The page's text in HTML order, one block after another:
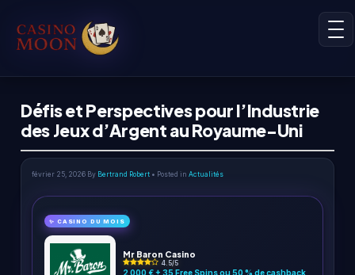
Défis et Perspectives pour l’Industrie
des Jeux d’Argent au Royaume-Uni
février 25, 2026 By Bertrand Robert • Posted in Actualités
✨ CASINO DU MOIS
Mr Baron Casino
4.5/5
2 000 € + 35 Free Spins ou 50 % de cashback